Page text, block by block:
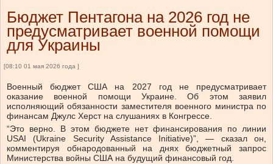
Бюджет Пентагона на 2026 год не
предусматривает военной помощи
для Украины
[08:10 01 мая 2026 года ]
Военный бюджет США на 2027 год не предусматривает
оказание военной помощи Украине. Об этом заявил
исполняющий обязанности заместителя военного министра по
финансам Джулс Херст на слушаниях в Конгрессе.
“Это верно. В этом бюджете нет финансирования по линии
USAI (Ukraine Security Assistance Initiative)”, — сказал он,
комментируя обнародованный на днях бюджетный запрос
Министерства войны США на будущий финансовый год.